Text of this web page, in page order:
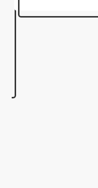
de la série ! 1 –